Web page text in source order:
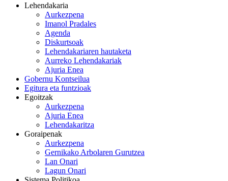
Lehendakaria
Aurkezpena
Imanol Pradales
Agenda
Diskurtsoak
Lehendakariaren hautaketa
Aurreko Lehendakariak
Ajuria Enea
Gobernu Kontseilua
Egitura eta funtzioak
Egoitzak
Aurkezpena
Ajuria Enea
Lehendakaritza
Goraipenak
Aurkezpena
Gernikako Arbolaren Gurutzea
Lan Onari
Lagun Onari